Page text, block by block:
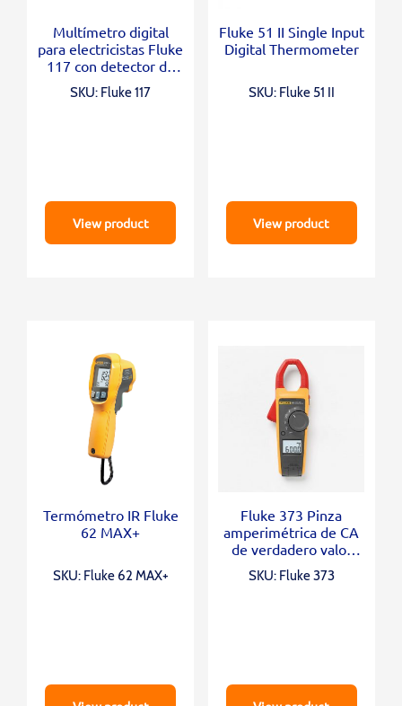
Multímetro digital
para electricistas Fluke
117 con detector de
voltaje sin contacto
SKU: Fluke 117
View product
Fluke 51 II Single Input
Digital Thermometer
SKU: Fluke 51 II
View product
Termómetro IR Fluke
62 MAX+
SKU: Fluke 62 MAX+
Fluke 373 Pinza
amperimétrica de CA
de verdadero valor
eficaz
SKU: Fluke 373